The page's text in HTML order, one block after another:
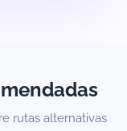
rutas alternativas